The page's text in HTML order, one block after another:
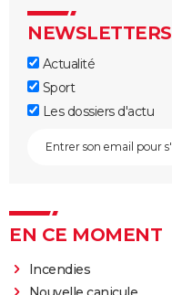
NEWSLETTERS
Actualité
Sport
Les dossiers d'actu
EN CE MOMENT
Incendies